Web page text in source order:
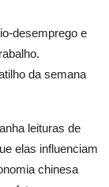
desemprego e
da semana
leituras de
elas influenciam
chinesa